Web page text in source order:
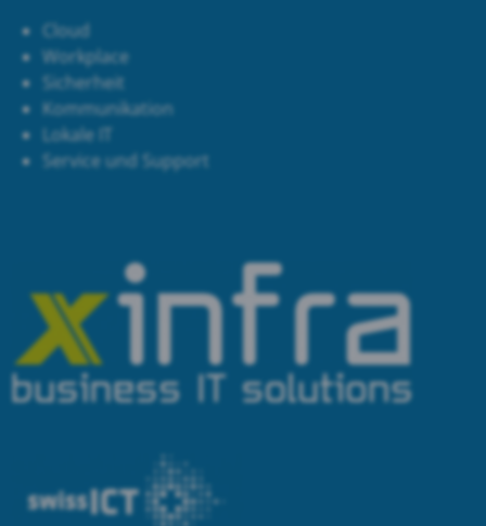
Cloud
Workplace
Sicherheit
Kommunikation
Lokale IT
Service und Support